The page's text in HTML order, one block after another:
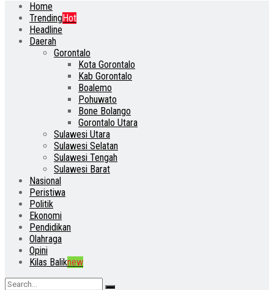
Home
TrendingHot
Headline
Daerah
Gorontalo
Kota Gorontalo
Kab Gorontalo
Boalemo
Pohuwato
Bone Bolango
Gorontalo Utara
Sulawesi Utara
Sulawesi Selatan
Sulawesi Tengah
Sulawesi Barat
Nasional
Peristiwa
Politik
Ekonomi
Pendidikan
Olahraga
Opini
Kilas Baliknew